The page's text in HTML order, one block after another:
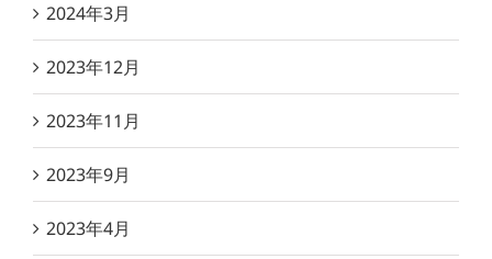
2024年3月
2023年12月
2023年11月
2023年9月
2023年4月